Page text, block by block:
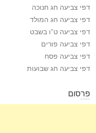
דפי צביעה חג חנוכה
דפי צביעה חג המולד
דפי צביעה ט”ו בשבט
דפי צביעה פורים
דפי צביעה פסח
דפי צביעה חג שבועות
פרסום